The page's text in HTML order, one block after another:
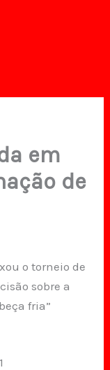
em
de
o torneio de
sobre a
fria”